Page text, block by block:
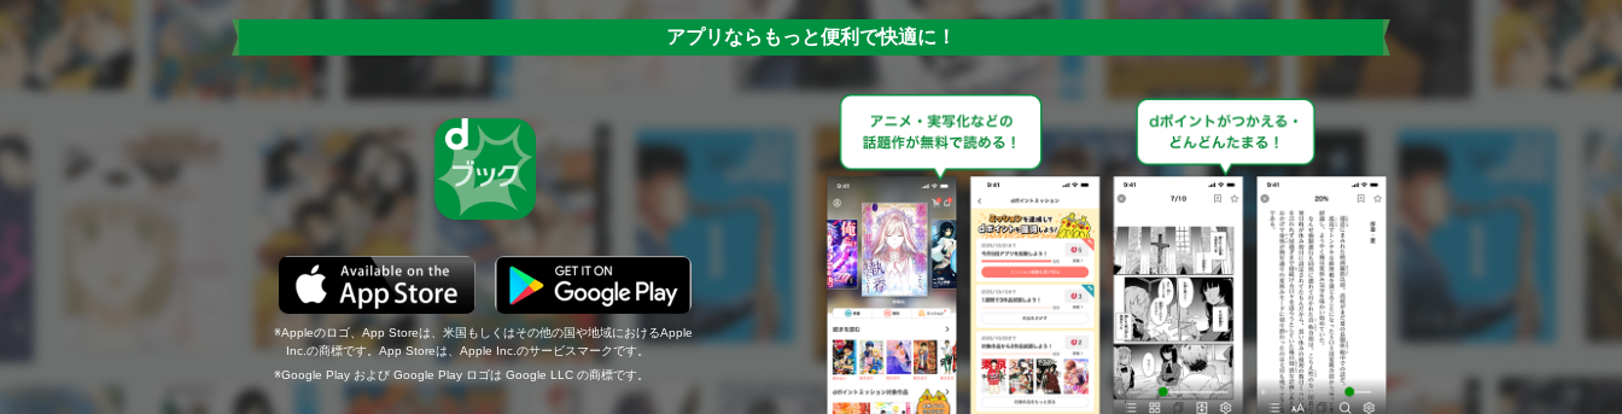
アプリならもっと便利で快適に！
Appleのロゴ、App Storeは、米国もしくはその他の国や地域におけるApple
Inc.の商標です。App Storeは、Apple Inc.のサービスマークです。
Google Play および Google Play ロゴは Google LLC の商標です。